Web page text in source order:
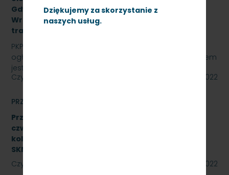
Dziękujemy za skorzystanie z
naszych usług.
Gdynia Cisowa,Gdańsk Śródmieście,Gdańsk
Wrzeszcz, Kościerzyna z opcją rozszerzenia o
trakcję spalinową, SKMMU.086.55.22
PKP SZYBKA KOLEJ MIEJSKA W TRÓJMIEŚCIE Sp. z o.o.
ogłasza przetarg nieograniczony, którego przedmiotem
jest świadczenie usług utrzymania czystości w…
Czytaj dalej
23 września 2022
PRZETARGI
Przetarg nieograniczony na wykonanie naprawy
czwartego poziomu utrzymania P4 pojazdów
kolejowych obejmujący dwa zadania.
SKMMU.086.46.22
Czytaj dalej
23 września 2022